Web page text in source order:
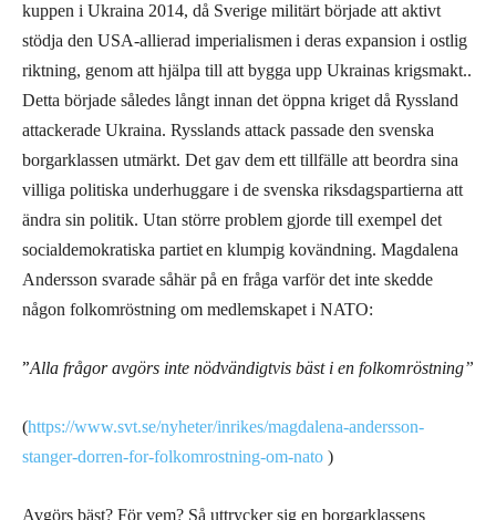
kuppen i Ukraina 2014, då Sverige militärt började att aktivt
stödja den USA-allierad imperialismen i deras expansion i ostlig
riktning, genom att hjälpa till att bygga upp Ukrainas krigsmakt..
Detta började således långt innan det öppna kriget då Ryssland
attackerade Ukraina. Rysslands attack passade den svenska
borgarklassen utmärkt. Det gav dem ett tillfälle att beordra sina
villiga politiska underhuggare i de svenska riksdagspartierna att
ändra sin politik. Utan större problem gjorde till exempel det
socialdemokratiska partieten klumpig kovändning. Magdalena
Andersson svarade såhärpå en fråga varför det inte skedde
någon folkomröstning om medlemskapet i NATO:
”Alla frågor avgörs inte nödvändigtvis bäst i en folkomröstning”
(https://www.svt.se/nyheter/inrikes/magdalena-andersson-
stanger-dorren-for-folkomrostning-om-nato )
Avgörs bäst? För vem? Så uttrycker sig en borgarklassens